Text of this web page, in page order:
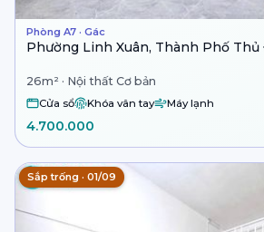
Phòng A7 · Gác
Phường Linh Xuân, Thành Phố
26m² · Nội thất Cơ bản
Cửa sổ Khóa vân tay Máy lạnh
4.700.000
Sắp trống · 01/09